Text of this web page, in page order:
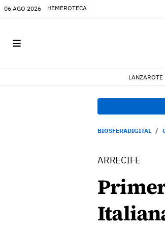
06 AGO 2026 HEMEROTECA
LANZAROTE
BIOSFERADIGITAL
ARRECIFE